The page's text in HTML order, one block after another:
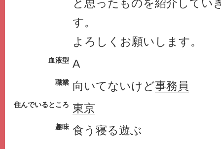
と思ったものを紹介してい
す。
よろしくお願いします。
血液型 A
職業 向いてないけど事務員
住んでいるところ 東京
趣味 食う寝る遊ぶ